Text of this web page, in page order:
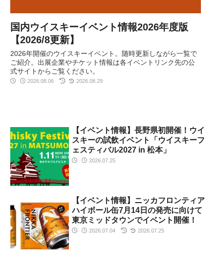
国内ウイスキーイベント情報2026年度版
【2026/8更新】
2026年開催のウイスキーイベント。随時更新しながら一覧で
ご紹介。出展企業やチケット情報は各イベントリンク先の公
式サイトからご覧ください。
2026.08.06 2026.08.29
【イベント情報】長野県初開催！ウイ
スキーの試飲イベント「ウイスキーフ
ェスティバル2027 in 松本」
2026.07.25
【イベント情報】ニッカフロンティア
ハイボール缶7月14日の発売に向けて
東京ミッドタウンでイベント開催！
2026.07.04 2026.07.25